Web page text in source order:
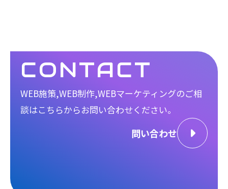
CONTACT
WEB施策,WEB制作,WEBマーケティングのご相
談はこちらからお問い合わせください。
問い合わせ